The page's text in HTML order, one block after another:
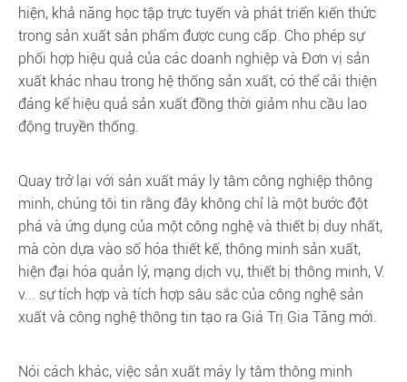
hiện, khả năng học tập trực tuyến và phát triển kiến thức
trong sản xuất sản phẩm được cung cấp. Cho phép sự
phối hợp hiệu quả của các doanh nghiệp và Đơn vị sản
xuất khác nhau trong hệ thống sản xuất, có thể cải thiện
đáng kể hiệu quả sản xuất đồng thời giảm nhu cầu lao
động truyền thống.
Quay trở lại với sản xuất máy ly tâm công nghiệp thông
minh, chúng tôi tin rằng đây không chỉ là một bước đột
phá và ứng dụng của một công nghệ và thiết bị duy nhất,
mà còn dựa vào số hóa thiết kế, thông minh sản xuất,
hiện đại hóa quản lý, mạng dịch vụ, thiết bị thông minh, V.
v... sự tích hợp và tích hợp sâu sắc của công nghệ sản
xuất và công nghệ thông tin tạo ra Giá Trị Gia Tăng mới.
Nói cách khác, việc sản xuất máy ly tâm thông minh